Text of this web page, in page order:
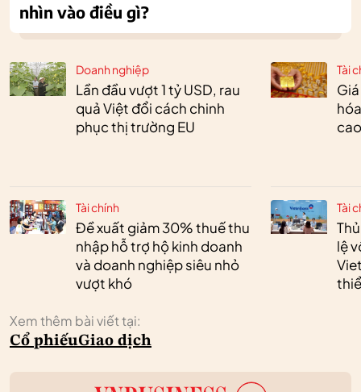
Doanh nghiệp
Lần đầu vượt 1 tỷ USD, rau
quả Việt đổi cách chinh
phục thị trường EU
Tài chính
Đề xuất giảm 30% thuế thu
nhập hỗ trợ hộ kinh doanh
và doanh nghiệp siêu nhỏ
vượt khó
Tài
Tài
lệ
Xem thêm bài viết tại:
Cổ phiếuGiao dịch
nhìn vào điều gì?